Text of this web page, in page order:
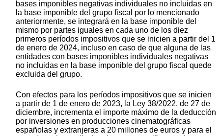
bases imponibles negativas individuales no incluidas en
la base imponible del grupo fiscal por lo mencionado
anteriormente, se integrará en la base imponible del
mismo por partes iguales en cada uno de los diez
primeros períodos impositivos que se inicien a partir del 1
de enero de 2024, incluso en caso de que alguna de las
entidades con bases imponibles individuales negativas
no incluidas en la base imponible del grupo fiscal quede
excluida del grupo.
Con efectos para los períodos impositivos que se inicien
a partir de 1 de enero de 2023, la Ley 38/2022, de 27 de
diciembre, incrementa el importe máximo de la deducción
por inversiones en producciones cinematográficas
españolas y extranjeras a 20 millones de euros y para el